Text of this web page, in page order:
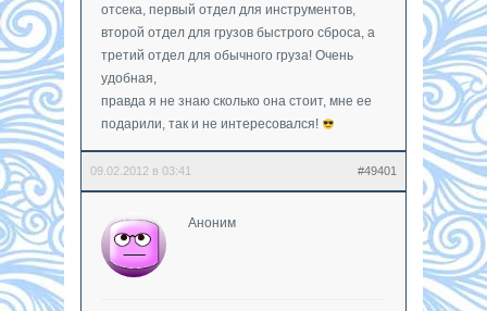
отсека, первый отдел для инструментов,
второй отдел для грузов быстрого сброса, а
третий отдел для обычного груза! Очень
удобная,
правда я не знаю сколько она стоит, мне ее
подарили, так и не интересовался!
09.02.2012 в 03:41 #49401
Аноним